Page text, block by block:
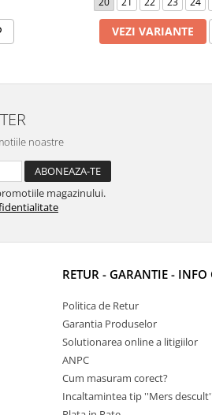
VEZI VARIANTE
noastre
magazinului.
RETUR - GARANTIE - INFO
Politica de Retur
Garantia Produselor
Solutionarea online a litigiilor
ANPC
Cum masuram corect?
Incaltamintea tip ''Mers descult''